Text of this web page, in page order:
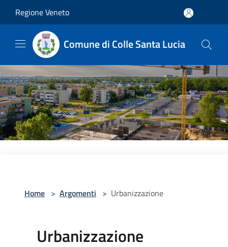
Regione Veneto
Comune di Colle Santa Lucia
Home > Argomenti > Urbanizzazione
Urbanizzazione